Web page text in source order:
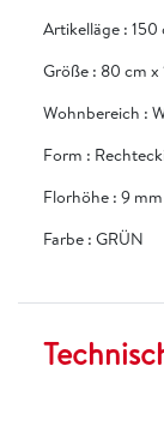
Artikelläge : 150
Größe : 80 cm x
Wohnbereich :
Form :
Florhöhe : 9 mm
Farbe : GRÜN